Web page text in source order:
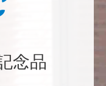
期待してます！
念品